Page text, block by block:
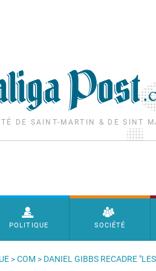
DE SAINT-MARTIN & DE SINT
POLITIQUE SOCIÉTÉ
>COM > DANIEL GIBBS RECADRE